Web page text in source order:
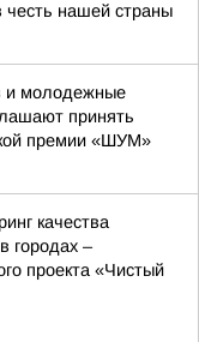
честь нашей страны
и молодежные
принять
премии «ШУМ»
качества
городах –
проекта «Чистый